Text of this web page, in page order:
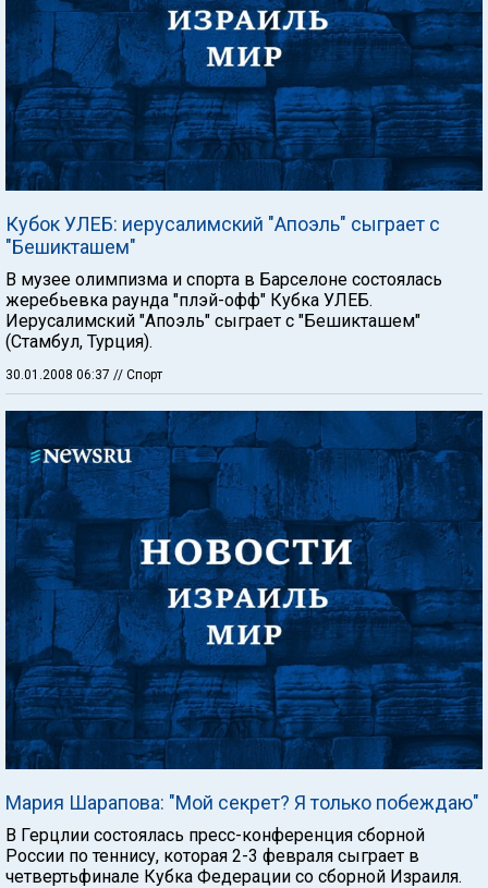
Кубок УЛЕБ: иерусалимский "Апоэль" сыграет с
"Бешикташем"
В музее олимпизма и спорта в Барселоне состоялась
жеребьевка раунда "плэй-офф" Кубка УЛЕБ.
Иерусалимский "Апоэль" сыграет с "Бешикташем"
(Стамбул, Турция).
30.01.2008 06:37 // Спорт
Мария Шарапова: "Мой секрет? Я только побеждаю"
В Герцлии состоялась пресс-конференция сборной
России по теннису, которая 2-3 февраля сыграет в
четвертьфинале Кубка Федерации со сборной Израиля.